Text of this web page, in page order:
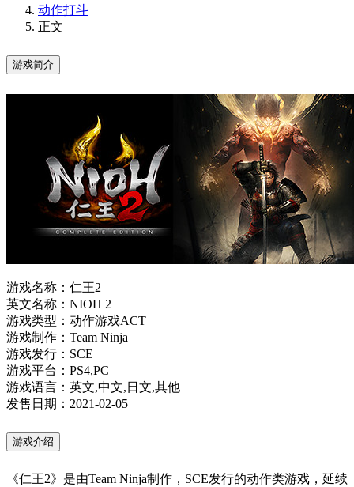
动作打斗
正文
游戏简介
游戏名称：仁王2
英文名称：NIOH 2
游戏类型：动作游戏ACT
游戏制作：Team Ninja
游戏发行：SCE
游戏平台：PS4,PC
游戏语言：英文,中文,日文,其他
发售日期：2021-02-05
游戏介绍
《仁王2》是由Team Ninja制作，SCE发行的动作类游戏，延续